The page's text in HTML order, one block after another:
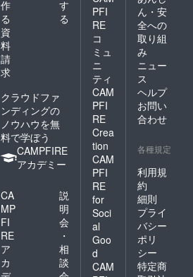
品や生
もの、
異臭を
放つも
の、公
序良俗
に反す
るもの
（例え
ば、爆
発物等
物やわ
物、そ
の他犯
罪を助
長・連
想させ
るもの
など）
の審査
はいた
しま
作
る
す
る
資
料
請
求
クラウドファ
ンディングの
ノウハウを無
料で学ぼう
CAMPFIRE
アカデミー
CA
MP
FI
RE
ア
カ
説
明
会
・
相
談
PFI
RE
コ
ミュ
ニ
ティ
CAM
PFI
RE
Crea
tion
CAM
PFI
RE
for
Soci
al
Goo
d
CAM
ん・安
全への
取り組
み
ニュー
ス
ヘルプ
お問い
合わせ
各種規定
利用規
約
細則
プライ
バシー
ポリ
シー
特定商